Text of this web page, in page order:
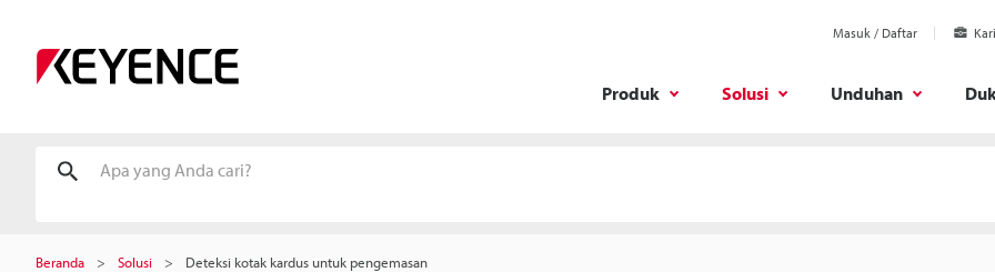
Masuk / Daftar
Produk Solusi Unduhan
Beranda Solusi Deteksi kotak kardus untuk pengemasan